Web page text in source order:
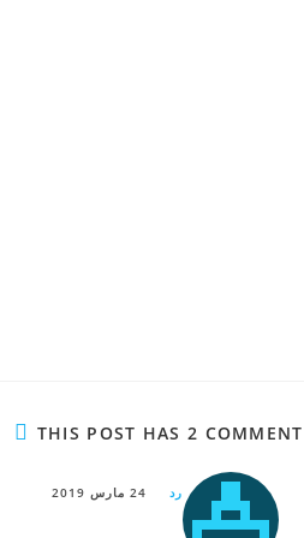
THIS POST HAS 2
رد 24 مارس 2019